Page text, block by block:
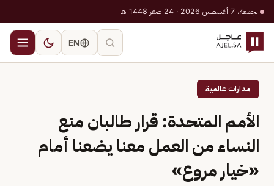
الجمعة، 7 أغسطس 2026 · 24 صفر 1448 هـ
EN
مدارات عالمية
الأمم المتحدة: قرار طالبان منع
النساء من العمل معنا يضعنا أمام
«خيار مروع»